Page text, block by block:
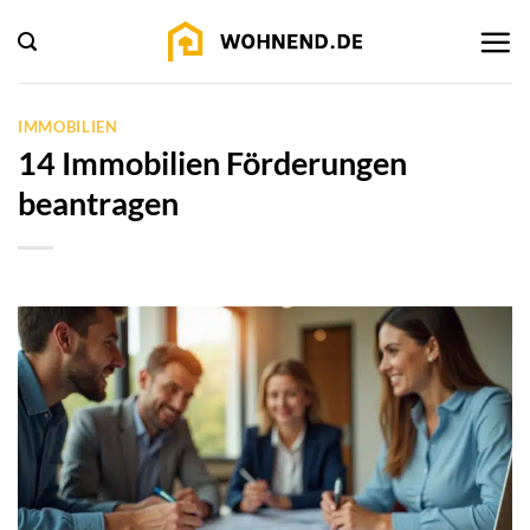
Inhalt
springen
IMMOBILIEN
14 Immobilien Förderungen
beantragen